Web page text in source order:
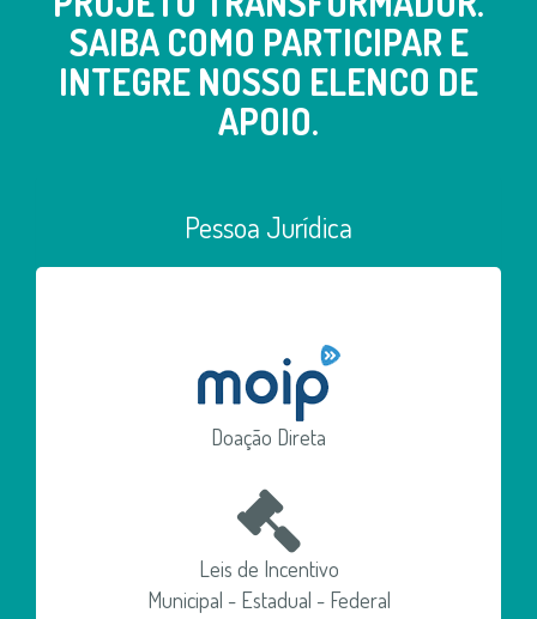
SAIBA COMO PARTICIPAR E
INTEGRE NOSSO ELENCO DE
APOIO.
Pessoa Jurídica
Doação Direta
Leis de Incentivo
Municipal - Estadual - Federal